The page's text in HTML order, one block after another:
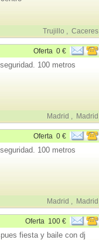
Trujillo , Caceres
Oferta 0 €
100 metros
Madrid , Madrid
Oferta 0 €
100 metros
Madrid , Madrid
Oferta 100 €
fiesta y baile con dj